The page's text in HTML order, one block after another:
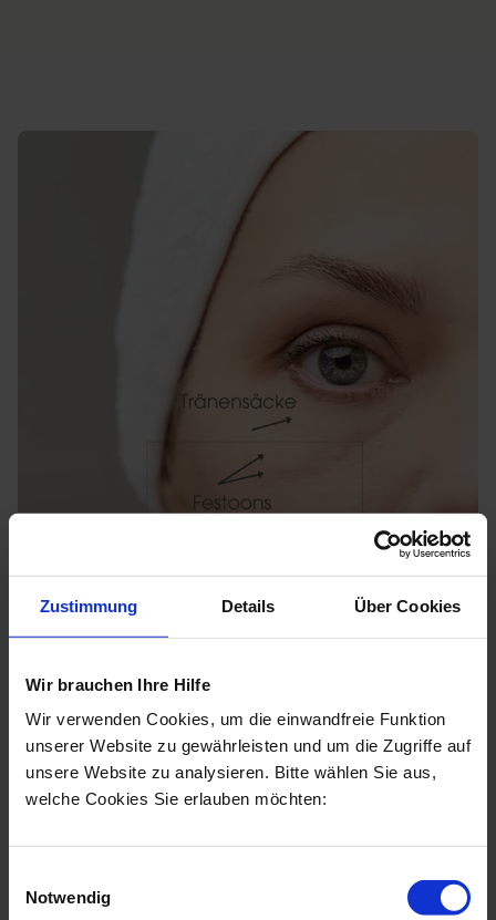
Zustimmung Details Über Cookies
Wir brauchen Ihre Hilfe
Wir verwenden Cookies, um die einwandfreie Funktion
unserer Website zu gewährleisten und um die Zugriffe auf
unsere Website zu analysieren. Bitte wählen Sie aus,
welche Cookies Sie erlauben möchten:
Notwendig
Festoons und Malar Bags – die
Ursachen auf einen Blick
Natürlicher Prozess der Hautalterung
Sonnenschäden der Haut
Schwaches Bindegewebe